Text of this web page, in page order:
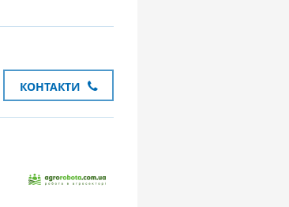
КОНТАКТИ